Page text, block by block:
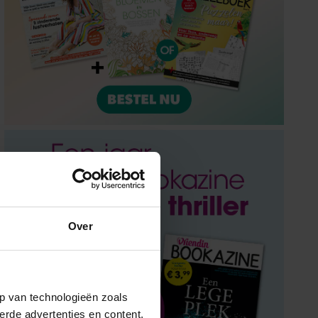
Over
van technologieën zoals
advertenties en content,